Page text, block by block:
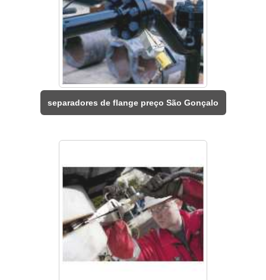
separadores de flange preço São Gonçalo